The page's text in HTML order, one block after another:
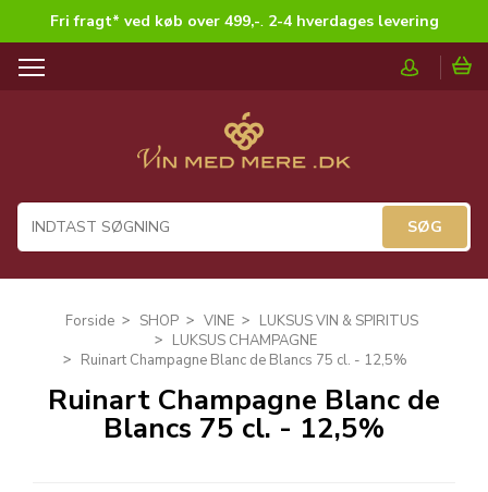
Fri fragt* ved køb over 499,-. 2-4 hverdages levering
T
a
i
Forside SHOP VINE
LUKSUS VIN & SPIRITUS
LUKSUS CHAMPAGNE
Ruinart Champagne Blanc de Blancs 75 cl. - 12,5%
Ruinart Champagne Blanc de
Blancs 75 cl. - 12,5%